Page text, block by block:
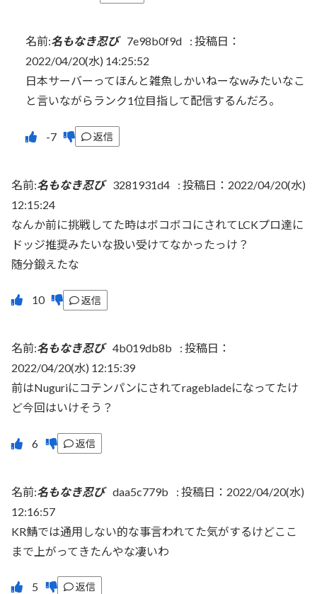
名前:名もなき忍び 7e98b0f9d : 投稿日：
2022/04/20(水) 14:25:52
日本サーバーってほんと雑魚しかいねーなwみたいなこ
と言いながらランク1位目指して配信するんだろ。
返信
名前:名もなき忍び 3281931d4 : 投稿日：2022/04/20(水)
12:15:24
なんか前に挑戦してた時はボコボコにされてLCKプロ達に
ドッジ推奨みたいな扱い受けてなかったっけ？
随分鍛えたな
返信
名前:名もなき忍び 4b019db8b : 投稿日：
2022/04/20(水) 12:15:39
前はNuguriにコテンパンにされてragebladeになってたけ
ど今回はいけそう？
返信
名前:名もなき忍び daa5c779b : 投稿日：2022/04/20(水)
12:16:57
KR鯖では通用しない的な事言われてた気がするけどここ
まで上がってきたんやな凄いわ
返信